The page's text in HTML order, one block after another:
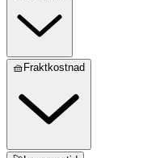
🧺Fraktkostnad